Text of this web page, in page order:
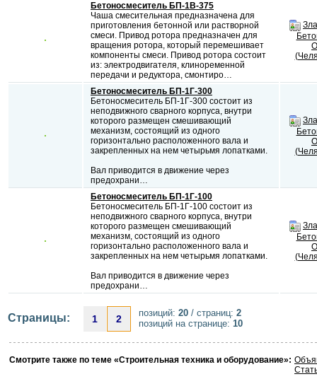
Бетоносмеситель БП-1В-375
Чаша смесительная предназначена для
приготовления бетонной или растворной
смеси. Привод ротора предназначен для
вращения ротора, который перемешивает
компоненты смеси. Привод ротора состоит
из: электродвигателя, клиноременной
передачи и редуктора, смонтиро…
Бетоносмеситель БП-1Г-300
Бетоносмеситель БП-1Г-300 состоит из
неподвижного сварного корпуса, внутри
которого размещен смешивающий
механизм, состоящий из одного
горизонтально расположенного вала и
закрепленных на нем четырьмя лопатками.
Вал приводится в движение через
предохрани…
Бетоносмеситель БП-1Г-100
Бетоносмеситель БП-1Г-100 состоит из
неподвижного сварного корпуса, внутри
которого размещен смешивающий
механизм, состоящий из одного
горизонтально расположенного вала и
закрепленных на нем четырьмя лопатками.
Вал приводится в движение через
предохрани…
Страницы: 1 2
позиций: 20 / страниц: 2
позиций на странице: 10
Смотрите также по теме «Строительная техника и оборудование»: